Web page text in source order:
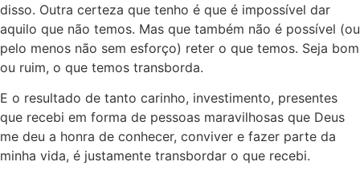
disso. Outra certeza que tenho é que é impossível dar
aquilo que não temos. Mas que também não é possível (ou
pelo menos não sem esforço) reter o que temos. Seja bom
ou ruim, o que temos transborda.
E o resultado de tanto carinho, investimento, presentes
que recebi em forma de pessoas maravilhosas que Deus
me deu a honra de conhecer, conviver e fazer parte da
minha vida, é justamente transbordar o que recebi.